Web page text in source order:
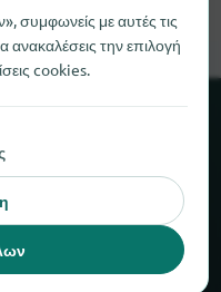
συμφωνείς με αυτές τις
ανακαλέσεις την επιλογή
cookies.